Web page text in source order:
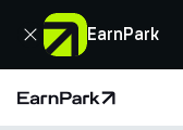
EarnPark
Schließen
Startseite